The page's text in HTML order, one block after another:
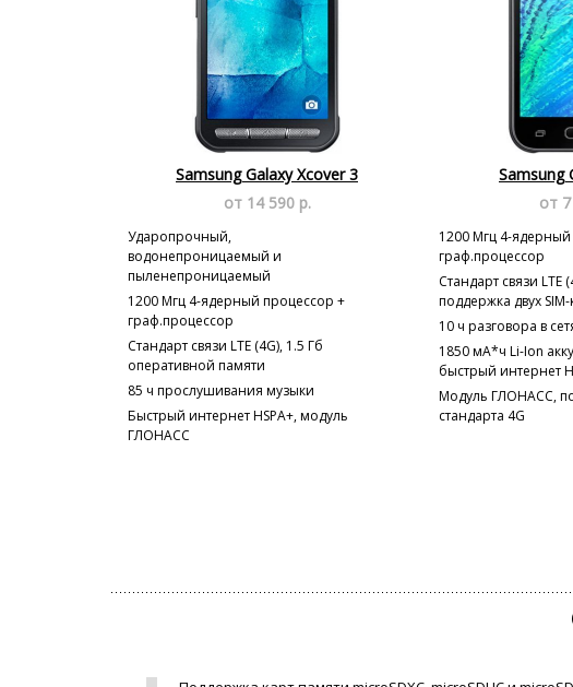
Samsung Galaxy Xcover 3
от 14 590 р.
Ударопрочный,
водонепроницаемый и
пыленепроницаемый
1200 Мгц 4-ядерный процессор +
граф.процессор
Стандарт связи LTE (4G), 1.5 Гб
оперативной памяти
85 ч прослушивания музыки
Быстрый интернет HSPA+, модуль
ГЛОНАСС
Samsung
от
1200 Мгц 4-
граф.процессор
Стандарт связи LTE
поддержка двух SIM-
10 ч разговора в
1850 мА*ч Li-Ion
быстрый интернет
Модуль ГЛОНАСС,
стандарта 4G